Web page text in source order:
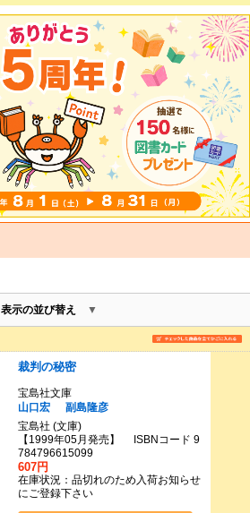
表示の並び替え
裁判の秘密
宝島社文庫
山口宏
副島隆彦
宝島社 (文庫)
【1999年05月発売】 ISBNコード 9
784796615099
607円
在庫状況：品切れのため入荷お知らせ
にご登録下さい